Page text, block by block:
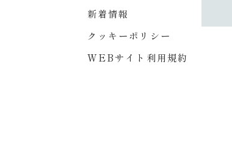
新着情報
クッキーポリシー
WEBサイト利用規約